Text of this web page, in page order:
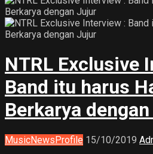
NTRL Exclusive
Band itu harus
Berkarya
MusicNewsProfile 15/10/2019